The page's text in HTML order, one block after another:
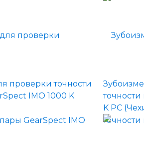
проверки точности
IMO 1000 K
точности
K PC